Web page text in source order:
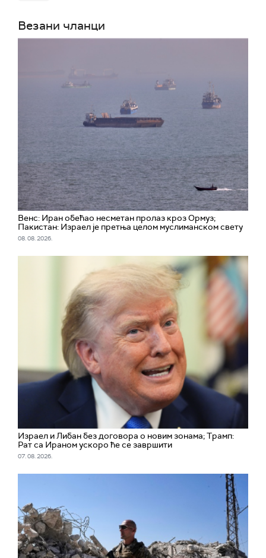
Везани чланци
Венс: Иран обећао несметан пролаз кроз Ормуз;
Пакистан: Израел је претња целом муслиманском свету
08. 08. 2026.
Израел и Либан без договора о новим зонама; Трамп:
Рат са Ираном ускоро ће се завршити
07. 08. 2026.